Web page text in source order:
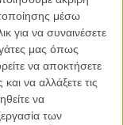
μέσω
για να συναινέσετε
μας όπως
να αποκτήσετε
να αλλάξετε τις
να
των